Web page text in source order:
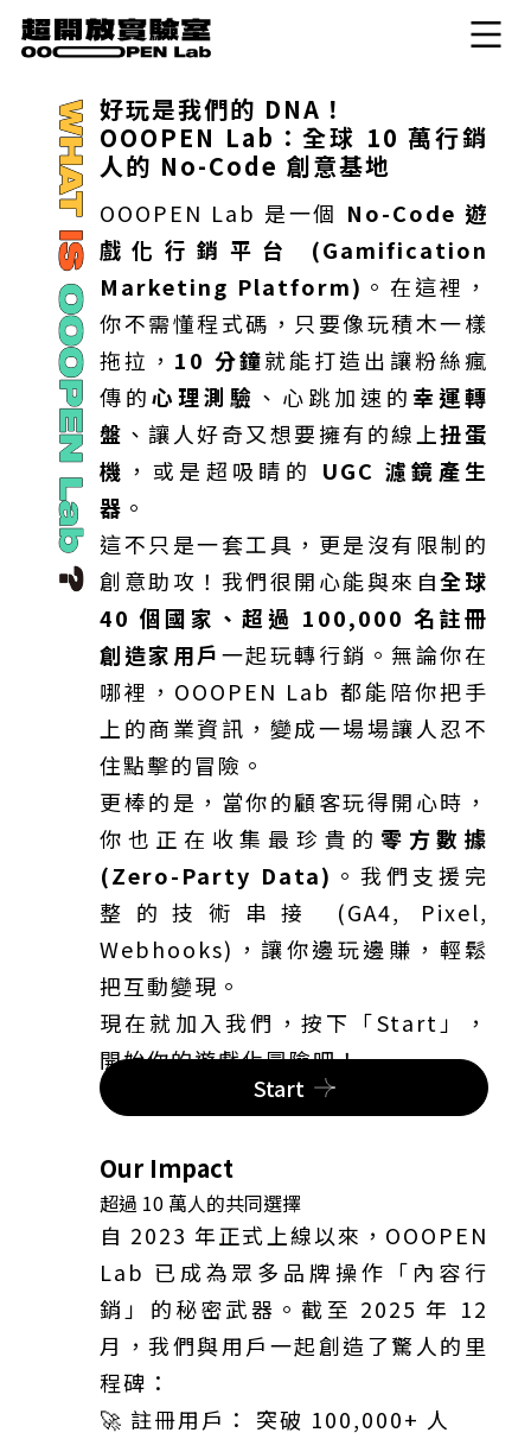
好玩是我們的 DNA！
OOOPEN Lab：全球 10 萬行銷
人的 No-Code 創意基地
OOOPEN Lab 是一個 No-Code 遊
戲化行銷平台 (Gamification
Marketing Platform) 。在這裡，
你不需懂程式碼，只要像玩積木一樣
拖拉， 10 分鐘就能打造出讓粉絲瘋
傳的心理測驗 、心跳加速的幸運轉
盤 、讓人好奇又想要擁有的線上扭蛋
機 ，或是超吸睛的 UGC 濾鏡產生
器 。
這不只是一套工具，更是沒有限制的
創意助攻！我們很開心能與來自全球
40 個國家、超過 100,000 名註冊
創造家用戶一起玩轉行銷。無論你在
哪裡，OOOPEN Lab 都能陪你把手
上的商業資訊，變成一場場讓人忍不
住點擊的冒險。
更棒的是，當你的顧客玩得開心時，
你也正在收集最珍貴的 零方數據
(Zero-Party Data) 。我們支援完
整的技術串接 (GA4, Pixel,
Webhooks)，讓你邊玩邊賺，輕鬆
把互動變現。
現在就加入我們，按下「Start」，
開始你的遊戲化冒險吧！
Start
Our Impact
超過 10 萬人的共同選擇
自 2023 年正式上線以來，OOOPEN
Lab 已成為眾多品牌操作「內容行
銷」的秘密武器。截至 2025 年 12
月，我們與用戶一起創造了驚人的里
程碑：
🚀 註冊用戶： 突破 100,000+ 人